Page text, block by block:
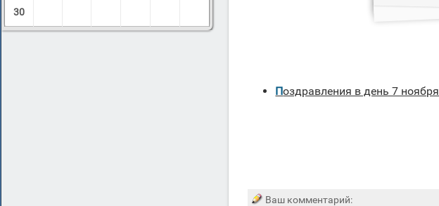
30
Поздравления в день 7 ноября
Ваш комментарий: